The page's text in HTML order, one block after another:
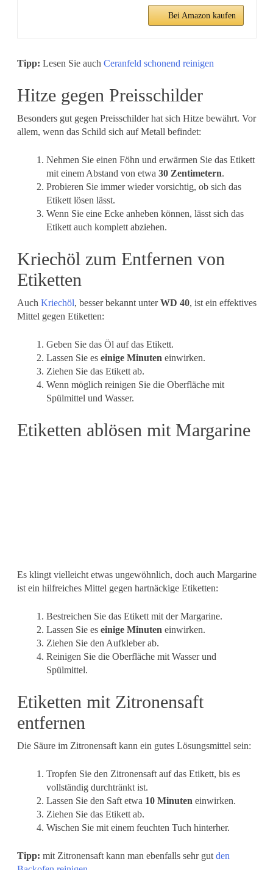
Bei Amazon kaufen
Tipp: Lesen Sie auch Ceranfeld schonend reinigen
Hitze gegen Preisschilder
Besonders gut gegen Preisschilder hat sich Hitze bewährt. Vor
allem, wenn das Schild sich auf Metall befindet:
Nehmen Sie einen Föhn und erwärmen Sie das Etikett
mit einem Abstand von etwa 30 Zentimetern.
Probieren Sie immer wieder vorsichtig, ob sich das
Etikett lösen lässt.
Wenn Sie eine Ecke anheben können, lässt sich das
Etikett auch komplett abziehen.
Kriechöl zum Entfernen von
Etiketten
Auch Kriechöl, besser bekannt unterWD 40, ist ein effektives
Mittel gegen Etiketten:
Geben Sie das Öl auf das Etikett.
Lassen Sie es einige Minuten einwirken.
Ziehen Sie das Etikett ab.
Wenn möglich reinigen Sie die Oberfläche mit
Spülmittel und Wasser.
Etiketten ablösen mit Margarine
Es klingt vielleicht etwas ungewöhnlich, doch auch Margarine
ist ein hilfreiches Mittel gegen hartnäckige Etiketten:
Bestreichen Sie das Etikett mit der Margarine.
Lassen Sie es einige Minuten einwirken.
Ziehen Sie den Aufkleber ab.
Reinigen Sie die Oberfläche mit Wasser und
Spülmittel.
Etiketten mit Zitronensaft
entfernen
Die Säure im Zitronensaft kann ein gutes Lösungsmittel sein:
Tropfen Sie den Zitronensaft auf das Etikett, bis es
vollständig durchtränkt ist.
Lassen Sie den Saft etwa 10 Minuten einwirken.
Ziehen Sie das Etikett ab.
Wischen Sie mit einem feuchten Tuch hinterher.
Tipp: mit Zitronensaft kann man ebenfalls sehr gut den